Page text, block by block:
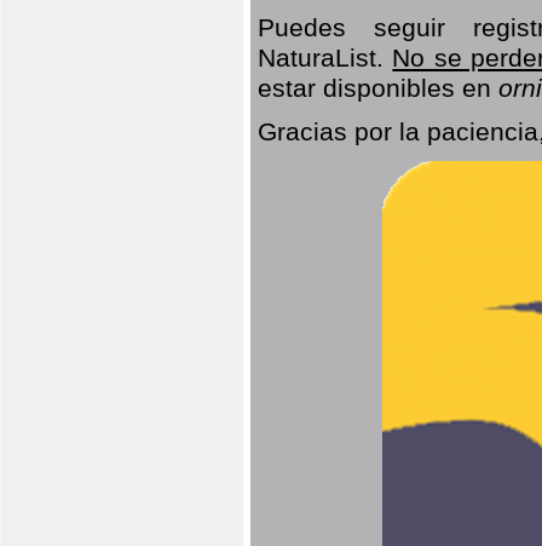
Puedes seguir
NaturaList. No se
estar disponibles en
Gracias por la